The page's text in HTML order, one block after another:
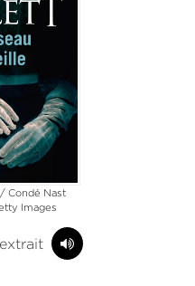
Condé Nast
Images